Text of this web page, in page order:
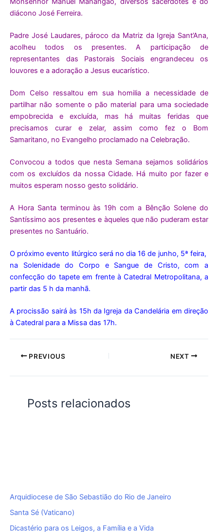
diácono José Ferreira.
Padre José Laudares, pároco da Matriz da Igreja Sant’Ana,
acolheu todos os presentes. A participação de
representantes das Pastorais Sociais engrandeceu os
louvores e a adoração a Jesus eucarístico.
Dom Celso ressaltou em sua homilia a necessidade de
partilhar não somente o pão material para uma sociedade
empobrecida e excluída, mas há muitas feridas que
precisamos curar e zelar, assim como fez o Bom
Samaritano, no Evangelho proclamado na Celebração.
Convocou a todos que nesta Semana sejamos solidários
com os excluídos da nossa Cidade. Há muito por fazer e
muitos esperam nosso gesto solidário.
A Hora Santa terminou às 19h com a Bênção Solene do
Santíssimo aos presentes e àqueles que não puderam estar
presentes no Santuário.
O próximo evento litúrgico será no dia 16 de junho, 5ª feira,
na Solenidade do Corpo e Sangue de Cristo, com a
confecção do tapete em frente à Catedral Metropolitana, a
partir das 5 h da manhã.
A procissão sairá às 15h da Igreja da Candelária em direção
à Catedral para a Missa das 17h.
PREVIOUS NEXT
Posts relacionados
Arquidiocese de São Sebastião do Rio de Janeiro
Santa Sé (Vaticano)
Dicastério para os Leigos, a Família e a Vida